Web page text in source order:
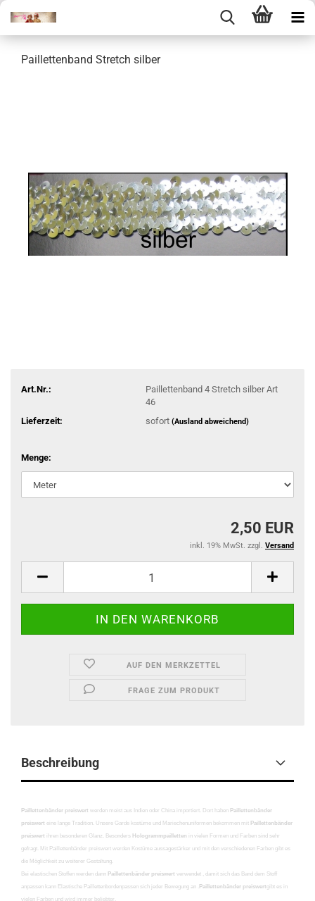
Paillettenband Stretch silber
Art.Nr.:
Paillettenband 4 Stretch silber Art
46
Lieferzeit:
sofort (Ausland abweichend)
Menge:
2,50 EUR
inkl. 19% MwSt. zzgl. Versand
AUF DEN MERKZETTEL
FRAGE ZUM PRODUKT
Beschreibung
Paillettenbänder preiswert werden meist aus Indien oder China importiert. Dort haben Paillettenbänder
preiswert eine lange Tradition. Unsere Garde kostüme und Mariechenuniformen bekommen mit Paillettenbänder
preiswert
ihren besonderen Glanz. Besonders Hologrammpailletten
in vielen Formen und Farben sind sehr
gefragt. Mit Paillettenbänder preiswert werden Kostüme aussagestärker und mit den verschiedenen Farben gibt es
die Möglichkeit zu weiterer Gestaltung.
Bei elastischen Stoffen werden dann Paillettenbänder preiswert verwendet , damit sich das Band dem Stoff
anpassen kann Elastische Paillettenbordenpassen sich jeder Bewegung an .
Paillettenbänder preiswertgibt es in
vielen Farben und wird immer beliebter.